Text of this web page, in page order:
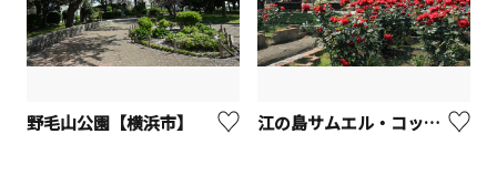
野毛山公園【横浜市】 江の島サムエル・コッキング苑 （旧名：江の島植物園）